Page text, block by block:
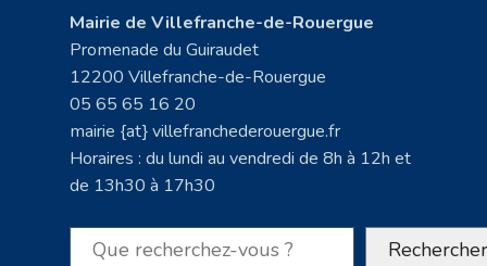
Mairie de Villefranche-de-Rouergue
Promenade du Guiraudet
12200 Villefranche-de-Rouergue
05 65 65 16 20
mairie {at} villefranchederouergue.fr
Horaires : du lundi au vendredi de 8h à 12h et
de 13h30 à 17h30
Rechercher Rechercher